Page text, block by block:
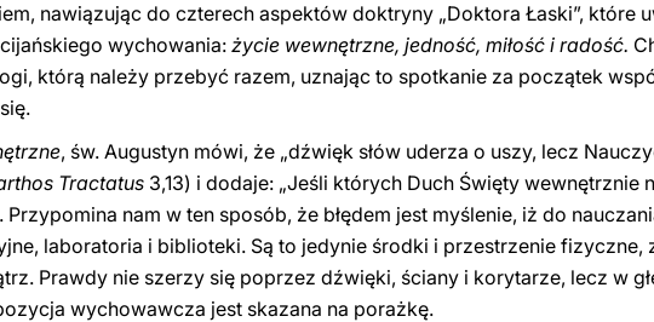
nawiązując do czterech aspektów doktryny „Doktora Łaski”, które
wychowania: życie wewnętrzne, jedność, miłość i radość.
którą należy przebyć razem, uznając to spotkanie za początek
, św. Augustyn mówi, że „dźwięk słów uderza o uszy, lecz
Tractatus 3,13) i dodaje: „Jeśli których Duch Święty wewnętrznie
. Przypomina nam w ten sposób, że błędem jest myślenie, iż do
laboratoria i biblioteki. Są to jedynie środki i przestrzenie fizyczne,
Prawdy nie szerzy się poprzez dźwięki, ściany i korytarze, lecz w
wychowawcza jest skazana na porażkę.